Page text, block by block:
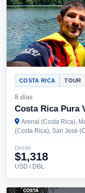
COSTA RICA TOUR
8 días
Costa Rica Pura
Arenal (Costa Rica),
(Costa Rica), San José
Desde
$1,318
USD / DBL